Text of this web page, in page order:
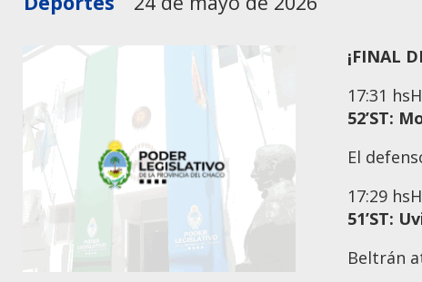
¡FINAL
17:31 hs
52’ST:
El
17:29 hs
51’ST:
Beltrán